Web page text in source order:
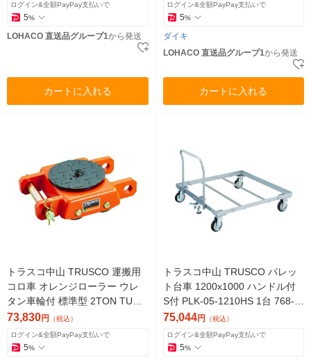
ログイン&全額PayPay支払いで
5%
LOHACO 直送品グループ1から発送
カートに入れる
ログイン&全額PayPay支払いで
5%
ダイキ
LOHACO 直送品グループ1から発送
カートに入れる
トラスコ中山 TRUSCO 運搬用
コロ車 オレンジローラー ウレ
タン車輪付 標準型 2TON TUW-
2S 1台 380-3341（直送品）
73,830円 （税込）
ログイン&全額PayPay支払いで
5%
トラスコ中山 TRUSCO パレッ
ト台車 1200x1000 ハンドル付
S付 PLK-05-1210HS 1台 768-0
902（直送品）
75,044円 （税込）
ログイン&全額PayPay支払いで
5%